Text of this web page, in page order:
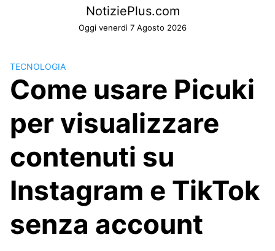
NotiziePlus.com
Oggi venerdì 7 Agosto 2026
TECNOLOGIA
Come usare Picuki
per visualizzare
contenuti su
Instagram e TikTok
senza account